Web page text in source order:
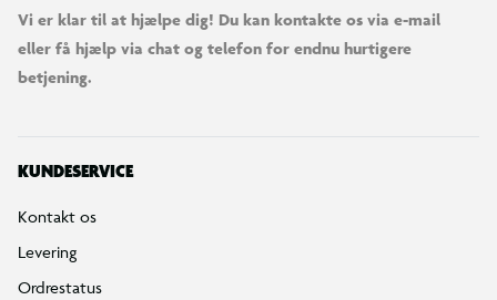
Vi er klar til at hjælpe dig! Du kan kontakte os via e-mail
eller få hjælp via chat og telefon for endnu hurtigere
betjening.
KUNDESERVICE
Kontakt os
Levering
Ordrestatus